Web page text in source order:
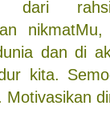
dari
dan di
kita.
Motivasikan